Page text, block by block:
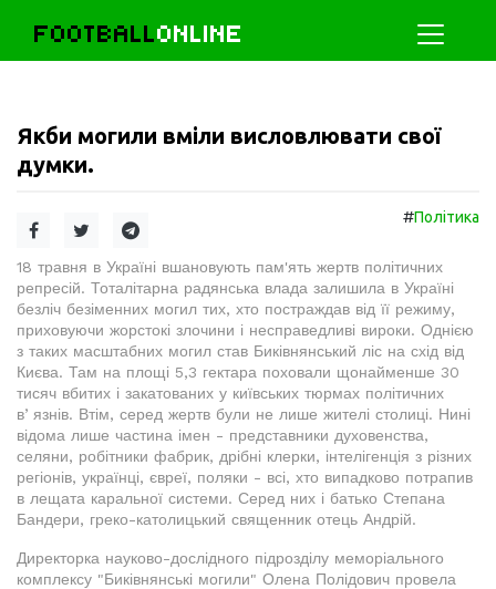
FOOTBALLONLINE
Якби могили вміли висловлювати свої
думки.
#Політика
18 травня в Україні вшановують пам'ять жертв політичних
репресій. Тоталітарна радянська влада залишила в Україні
безліч безіменних могил тих, хто постраждав від її режиму,
приховуючи жорстокі злочини і несправедливі вироки. Однією
з таких масштабних могил став Биківнянський ліс на схід від
Києва. Там на площі 5,3 гектара поховали щонайменше 30
тисяч вбитих і закатованих у київських тюрмах політичних
вʼязнів. Втім, серед жертв були не лише жителі столиці. Нині
відома лише частина імен - представники духовенства,
селяни, робітники фабрик, дрібні клерки, інтелігенція з різних
регіонів, українці, євреї, поляки - всі, хто випадково потрапив
в лещата каральної системи. Серед них і батько Степана
Бандери, греко-католицький священник отець Андрій.
Директорка науково-дослідного підрозділу меморіального
комплексу "Биківнянські могили" Олена Полідович провела